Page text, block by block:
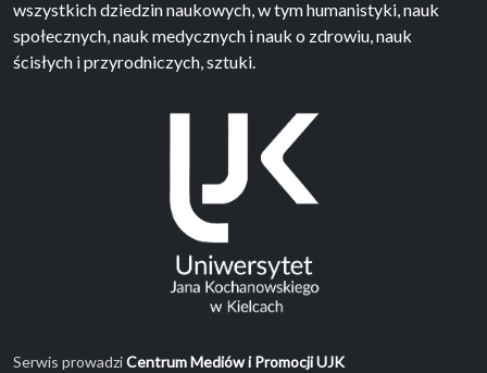
wszystkich dziedzin naukowych, w tym humanistyki, nauk
społecznych, nauk medycznych i nauk o zdrowiu, nauk
ścisłych i przyrodniczych, sztuki.
Serwis prowadziCentrum Mediów i Promocji UJK